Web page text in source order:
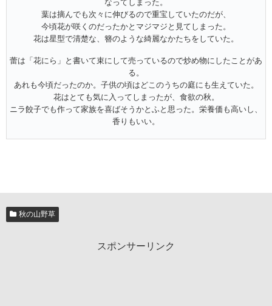
なってしまった。
葉は摘んでも次々に伸びるので重宝していたのだが、
今頃花が咲くのだったかとマジマジと見てしまった。
花は星型で清楚な、簪のような綺麗なかたちをしていた。
蕾は「花にら」と書いて束にして売っているので炒め物にしたことがあ
る。
あれも今頃だったのか。子供の頃はどこのうちの庭にも生えていた。
花はとても気に入ってしまったが、食欲の秋。
ニラ餃子でも作って家族を喜ばそうかとふと思った。栄養価も高いし、
香りもいい。
秋の山野草
スポンサーリンク